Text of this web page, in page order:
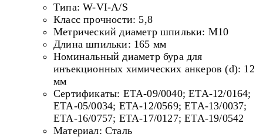
Типа: W-VI-A/S
Класс прочности: 5,8
Метрический диаметр шпильки: М10
Длина шпильки: 165 мм
Номинальный диаметр бура для
инъекционных химических анкеров (d): 12
мм
Сертификаты: ETA-09/0040; ETA-12/0164;
ETA-05/0034; ETA-12/0569; ETA-13/0037;
ETA-16/0757; ETA-17/0127; ETA-19/0542
Материал: Сталь